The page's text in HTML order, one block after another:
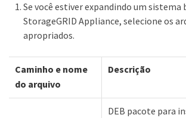
Se você estiver expandindo um sistema
StorageGRID Appliance, selecione os
apropriados.
Caminho e nome
do arquivo
Descrição
DEB pacote para